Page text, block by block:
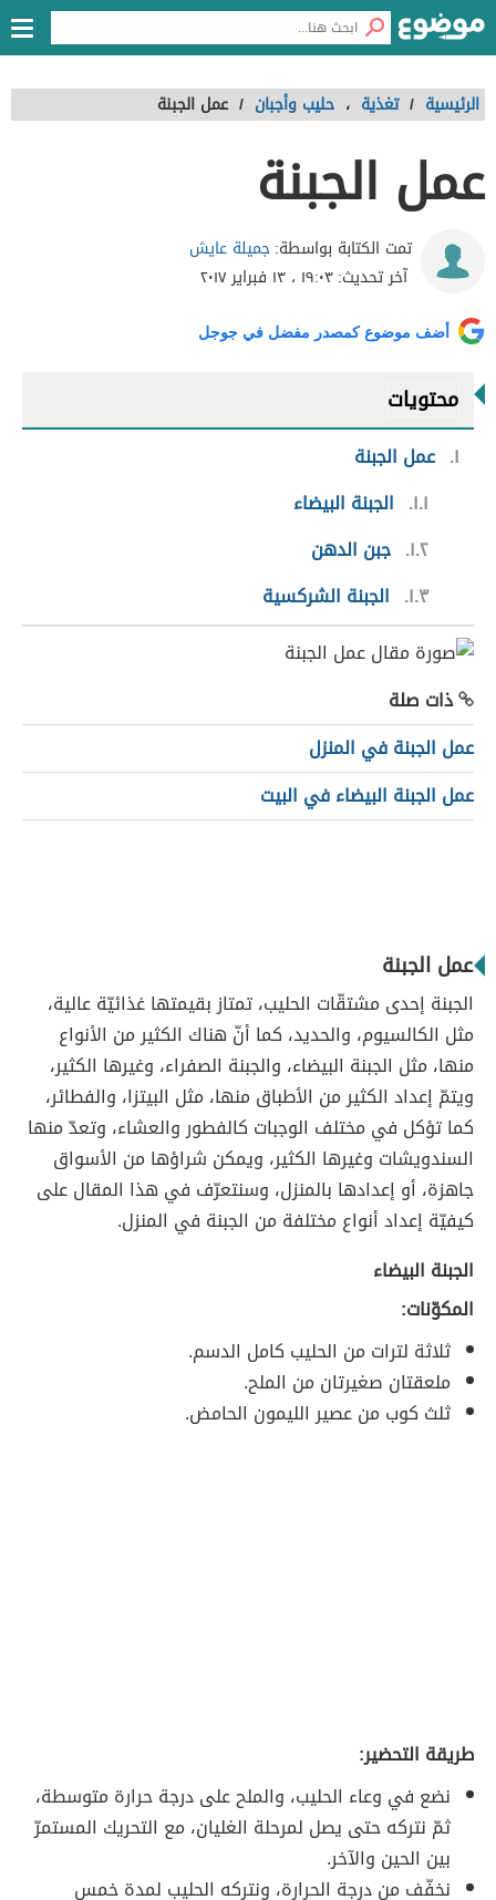
الرئيسية / تغذية ، حليب وأجبان / عمل الجبنة
عمل الجبنة
تمت الكتابة بواسطة:جميلة عايش
آخر تحديث:١٩:٠٣ ، ١٣ فبراير ٢٠١٧
أضف موضوع كمصدر مفضل في جوجل
محتويات
١ عمل الجبنة
١.١
الجبنة البيضاء
١.٢ جبن الدهن
١.٣
الجبنة الشركسية
ذات صلة
عمل الجبنة في المنزل
عمل الجبنة البيضاء في البيت
عمل الجبنة
الجبنة إحدى مشتقّات الحليب، تمتاز بقيمتها غذائيّة عالية،
مثل الكالسيوم، والحديد، كما أنّ هناك الكثير من الأنواع
منها، مثل الجبنة البيضاء، والجبنة الصفراء، وغيرها الكثير،
ويتمّ إعداد الكثير من الأطباق منها، مثل البيتزا، والفطائر،
كما تؤكل في مختلف الوجبات كالفطور والعشاء، وتعدّ منها
السندويشات وغيرها الكثير، ويمكن شراؤها من الأسواق
جاهزة، أو إعدادها بالمنزل، وسنتعرّف في هذا المقال على
كيفيّة إعداد أنواع مختلفة من الجبنة في المنزل.
الجبنة البيضاء
المكوّنات:
ثلاثة لترات من الحليب كامل الدسم.
ملعقتان صغيرتان من الملح.
ثلث كوب من عصير الليمون الحامض.
طريقة التحضير:
نضع في وعاء الحليب، والملح على درجة حرارة متوسطة،
ثمّ نتركه حتى يصل لمرحلة الغليان، مع التحريك المستمرّ
بين الحين والآخر.
نخفّف من درجة الحرارة، ونتركه الحليب لمدة خمس